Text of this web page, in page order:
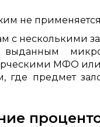
не
с несколькими
выданным
МФО или
где предмет